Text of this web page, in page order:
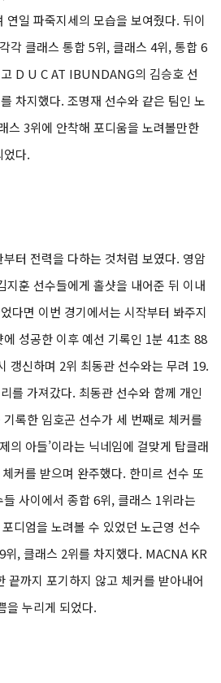
연일 파죽지세의 모습을 보여줬다. 뒤이
각 클래스 통합 5위, 클래스 4위, 통합 6
D U C AT IBUNDANG의 김승호 선
차지했다. 조명재 선수와 같은 팀인 노
스 3위에 안착해 포디움을 노려볼만한
었다.
터 전력을 다하는 것처럼 보였다. 영암
지훈 선수들에게 홀샷을 내어준 뒤 이내
다면 이번 경기에서는 시작부터 봐주지
성공한 이후 예선 기록인 1분 41초 88
갱신하며 2위 최동관 선수와는 무려 19.
를 가져갔다. 최동관 선수와 함께 개인
록한 임호곤 선수가 세 번째로 체커를
의 아들’이라는 닉네임에 걸맞게 탑클래
커를 받으며 완주했다. 한미르 선수 또
사이에서 종합 6위, 클래스 1위라는
디엄을 노려볼 수 있었던 노근영 선수
, 클래스 2위를 차지했다. MACNA KR
끝까지 포기하지 않고 체커를 받아내어
을 누리게 되었다.